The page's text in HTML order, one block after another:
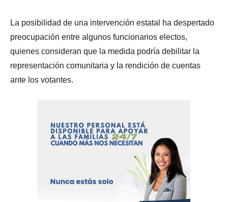
La posibilidad de una intervención estatal ha despertado
preocupación entre algunos funcionarios electos,
quienes consideran que la medida podría debilitar la
representación comunitaria y la rendición de cuentas
ante los votantes.